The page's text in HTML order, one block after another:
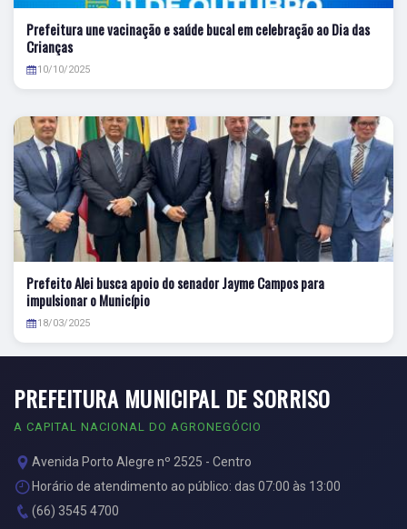
Prefeitura une vacinação e saúde bucal em celebração ao Dia das
Crianças
10/10/2025
Prefeito Alei busca apoio do senador Jayme Campos para
impulsionar o Município
18/03/2025
PREFEITURA MUNICIPAL DE SORRISO
A CAPITAL NACIONAL DO AGRONEGÓCIO
Avenida Porto Alegre nº 2525 - Centro
Horário de atendimento ao público: das 07:00 às 13:00
(66) 3545 4700